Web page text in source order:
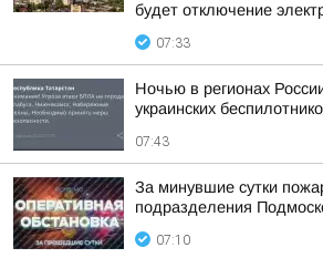
будет отключение
07:33
Ночью в регионах
украинских
07:43
За минувшие сутки
подразделения
07:10